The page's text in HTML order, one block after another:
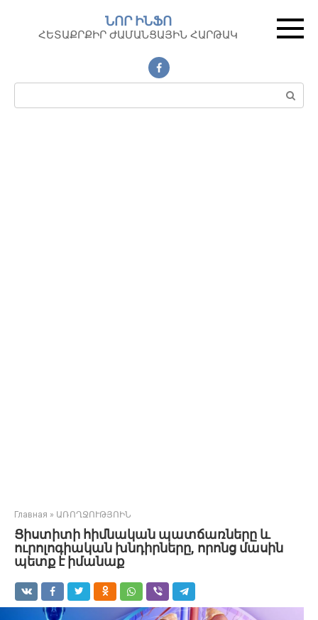
контенту
ՆՈՐ ԻՆՖՈ
ՀԵՏԱՔՐՔԻՐ ԺԱՄԱՆՑԱՅԻՆ ՀԱՐԹԱԿ
Поиск:
Главная » ԱՌՈՂՋՈՒԹՅՈԻՆ
Ցիստիտի հիմնական պատճառները և
ուրոլոգիական խնդիրները, որոնց մասին
պետք է իմանաք